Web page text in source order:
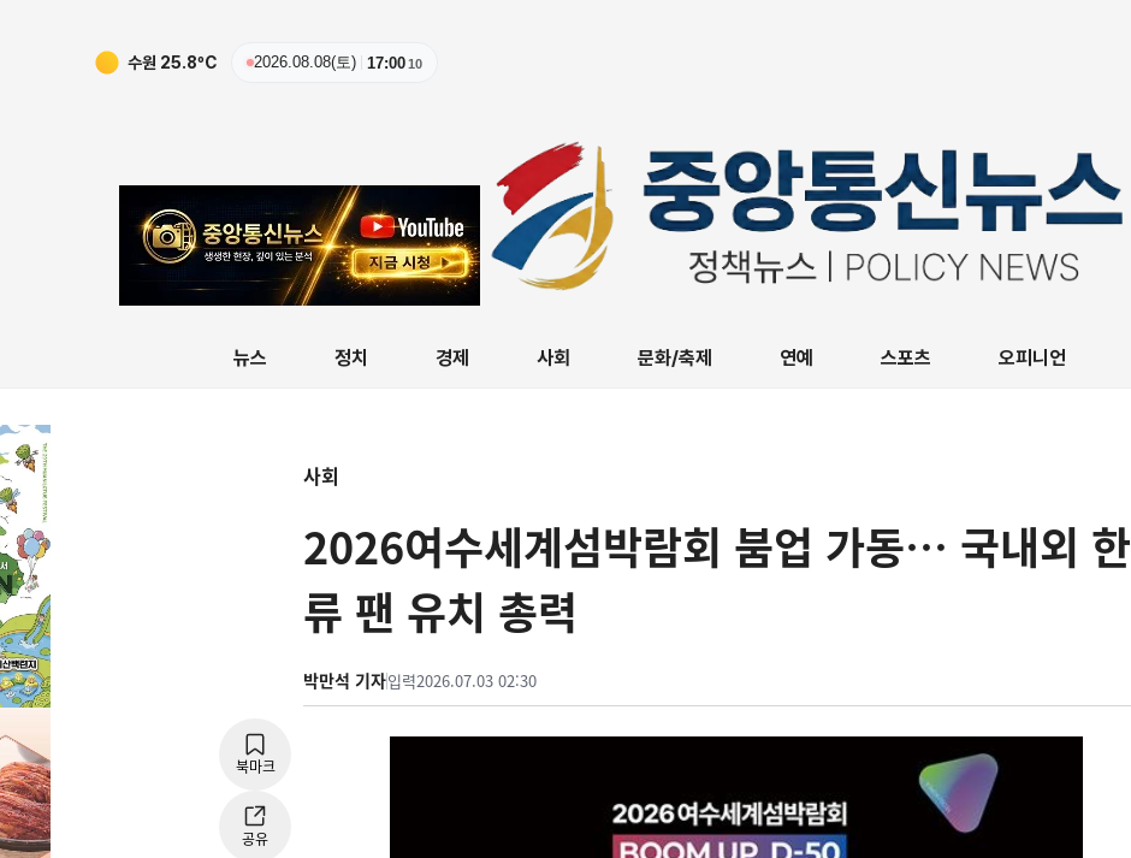
수원 25.8ºC 2026.08.08(토) 17:0011
뉴스 정치 경제 사회 문화/축제 연예 스포츠 오피니언
사회
2026여수세계섬박람회 붐업 가동… 국내외 한
류 팬 유치 총력
박만석 기자입력2026.07.03 02:30
북마크
공유